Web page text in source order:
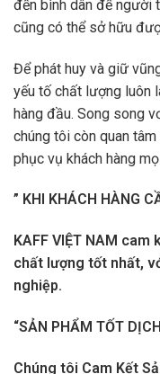
đến bình dân để người
cũng có thể sở hữu
Để phát huy và giữ
yếu tố chất lượng luôn
hàng đầu. Song song
chúng tôi còn quan
phục vụ khách hàng
” KHI KHÁCH HÀNG
KAFF VIỆT NAM
chất lượng tốt nhất,
nghiệp.
“SẢN PHẨM TỐT
Chúng tôi Cam Kết